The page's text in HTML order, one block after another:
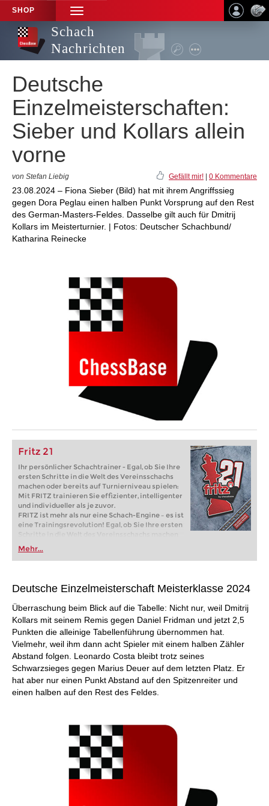
SHOP
TOGGLE
NAVIGATION
Schach
Nachrichten
Deutsche
Einzelmeisterschaften:
Sieber und Kollars allein
vorne
von Stefan Liebig Gefällt mir! 0 Kommentare
23.08.2024 – Fiona Sieber (Bild) hat mit ihrem Angriffssieg
gegen Dora Peglau einen halben Punkt Vorsprung auf den Rest
des German-Masters-Feldes. Dasselbe gilt auch für Dmitrij
Kollars im Meisterturnier. | Fotos: Deutscher Schachbund/
Katharina Reinecke
Fritz 21
Ihr persönlicher Schachtrainer - Egal, ob Sie Ihre
ersten Schritte in die Welt des Vereinsschachs
machen oder bereits auf Turnierniveau spielen:
Mit FRITZ trainieren Sie effizienter, intelligenter
und individueller als je zuvor.
FRITZ ist mehr als nur eine Schach-Engine – es ist
eine Trainingsrevolution! Egal, ob Sie Ihre ersten
Schritte in die Welt des Vereinsschachs machen
oder bereits auf Turnierniveau spielen: Mit
FRITZ trainieren Sie effizienter, intelligenter und
individueller als je zuvor.
Mehr...
Deutsche Einzelmeisterschaft Meisterklasse 2024
Überraschung beim Blick auf die Tabelle: Nicht nur, weil Dmitrij
Kollars mit seinem Remis gegen Daniel Fridman und jetzt 2,5
Punkten die alleinige Tabellenführung übernommen hat.
Vielmehr, weil ihm dann acht Spieler mit einem halben Zähler
Abstand folgen. Leonardo Costa bleibt trotz seines
Schwarzsieges gegen Marius Deuer auf dem letzten Platz. Er
hat aber nur einen Punkt Abstand auf den Spitzenreiter und
einen halben auf den Rest des Feldes.